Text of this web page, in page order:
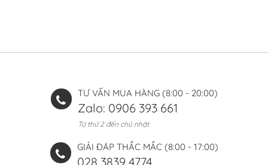
TƯ VẤN MUA HÀNG (8:00 - 20:00)
Zalo: 0906 393 661
Từ thứ 2 đến chủ nhật
GIẢI ĐÁP THẮC MẮC (8:00 - 17:00)
028 3839 4774